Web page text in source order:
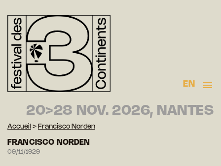
EN
20>28 NOV. 2026, NANTES
Accueil > Francisco Norden
FRANCISCO NORDEN
09/11/1929